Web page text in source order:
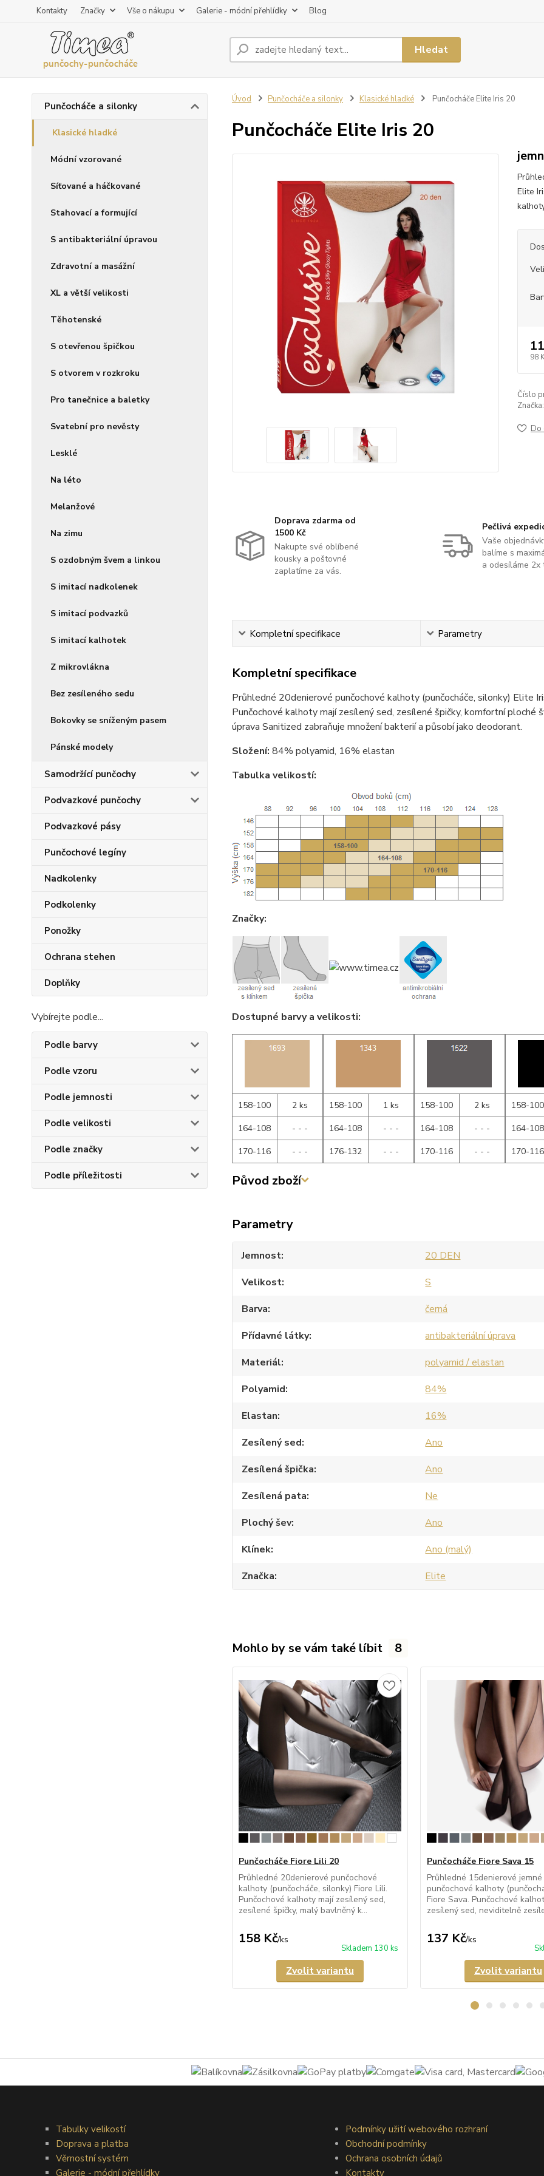
Kontakty Značky Vše o nákupu Galerie - módní přehlídky Blog
Hledat
Punčocháče a silonky
Klasické hladké
Módní vzorované
Síťované a háčkované
Stahovací a formující
S antibakteriální úpravou
Zdravotní a masážní
XL a větší velikosti
Těhotenské
S otevřenou špičkou
S otvorem v rozkroku
Pro tanečnice a baletky
Svatební pro nevěsty
Lesklé
Na léto
Melanžové
Na zimu
S ozdobným švem a linkou
S imitací nadkolenek
S imitací podvazků
S imitací kalhotek
Z mikrovlákna
Bez zesíleného sedu
Bokovky se sníženým pasem
Pánské modely
Samodržící punčochy
Podvazkové punčochy
Podvazkové pásy
Punčochové legíny
Nadkolenky
Podkolenky
Ponožky
Ochrana stehen
Doplňky
Vybírejte podle...
Podle barvy
Podle vzoru
Podle jemnosti
Podle velikosti
Podle značky
Podle příležitosti
Úvod Punčocháče a silonky Klasické hladké Punčocháče Elite Iris 20
Punčocháče Elite Iris 20
Elite
98
Číslo
Značka:
Do
Doprava zdarma od
1500 Kč
Nakupte své oblíbené
kousky a poštovné
zaplatíme za vás.
Pečlivá
Vaše
balíme s
a odesíláme 2x
Kompletní specifikace Parametry
Kompletní specifikace
Průhledné 20denierové punčochové kalhoty (punčocháče, silonky) Elite
Punčochové kalhoty mají zesílený sed, zesílené špičky, komfortní ploché
úprava Sanitized zabraňuje množení bakterií a působí jako deodorant.
Složení: 84% polyamid, 16% elastan
Tabulka velikostí:
Značky:
Dostupné barvy a velikosti:
158-100
2 ks
164-108
- - -
170-116
- - -
158-100
1 ks
164-108
- - -
176-132
- - -
158-100
2 ks
164-108
- - -
170-116
- - -
158-100
164-108
170-116
Původ zboží
Parametry
Jemnost
20 DEN
Velikost
S
Barva
černá
Přídavné látky
antibakteriální úprava
Materiál
polyamid / elastan
Polyamid
84%
Elastan
16%
Zesílený sed
Ano
Zesílená špička
Ano
Zesílená pata
Ne
Plochý šev
Ano
Klínek
Ano (malý)
Značka
Elite
Mohlo by se vám také líbit 8
Punčocháče Fiore Lili 20
Průhledné 20denierové punčochové
kalhoty (punčocháče, silonky) Fiore Lili.
Punčochové kalhoty mají zesílený sed,
zesílené špičky, malý bavlněný k...
158 Kč/ks
Skladem 130 ks
Zvolit variantu
Punčocháče Fiore Sava 15
Průhledné 15denierové jemné
punčochové kalhoty
Fiore Sava. Punčochové
zesílený sed, neviditelně
137 Kč/ks
Zvolit variantu
Tabulky velikostí
Doprava a platba
Věrnostní systém
Galerie - módní přehlídky
Podmínky užití webového rozhraní
Obchodní podmínky
Ochrana osobních údajů
Kontakty